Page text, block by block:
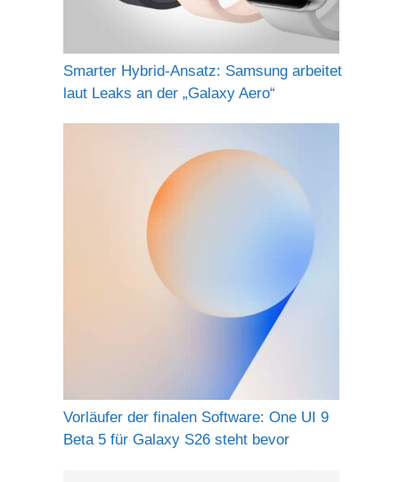
Smarter Hybrid-Ansatz: Samsung arbeitet
laut Leaks an der „Galaxy Aero“
Vorläufer der finalen Software: One UI 9
Beta 5 für Galaxy S26 steht bevor